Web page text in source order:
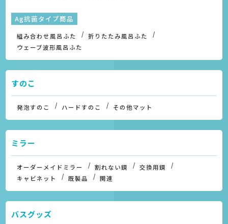
Ag抗菌タイプ商品
組み合わせ風呂ふた
折りたたみ風呂ふた
ウェーブ波形風呂ふた
すのこ
発泡すのこ ハードすのこ その他マット
ミラー
オーダーメイドミラー 割れない鏡
交換用鏡
キャビネット
既製品 関連
バスグッズ